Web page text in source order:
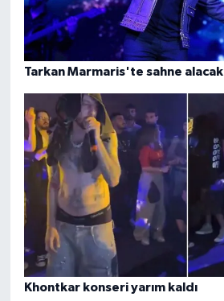
Tarkan Marmaris'te sahne alacak
Khontkar konseri yarım kaldı